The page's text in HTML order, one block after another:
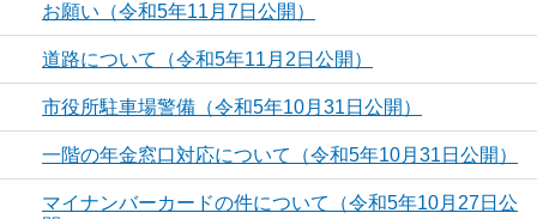
お願い（令和5年11月7日公開）
道路について（令和5年11月2日公開）
市役所駐車場警備（令和5年10月31日公開）
一階の年金窓口対応について（令和5年10月31日公開）
マイナンバーカードの件について（令和5年10月27日公